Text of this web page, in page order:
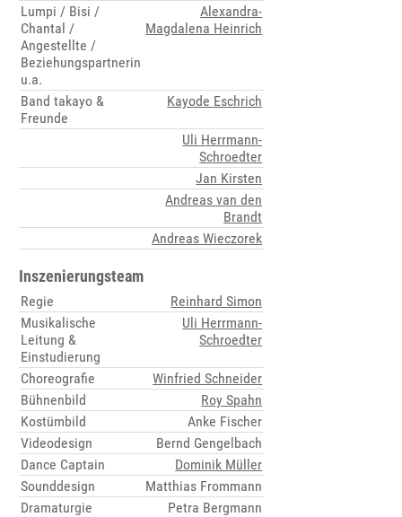
Lumpi / Bisi /
Chantal /
Angestellte /
Beziehungspartnerin
u.a.
Alexandra-
Magdalena Heinrich
Band takayo &
Freunde
Kayode Eschrich
Uli Herrmann-
Schroedter
Jan Kirsten
Andreas van den
Brandt
Andreas Wieczorek
Inszenierungsteam
Regie
Reinhard Simon
Musikalische
Leitung &
Einstudierung
Uli Herrmann-
Schroedter
Choreografie
Winfried Schneider
Bühnenbild
Roy Spahn
Kostümbild
Anke Fischer
Videodesign
Bernd Gengelbach
Dance Captain
Dominik Müller
Sounddesign
Matthias Frommann
Dramaturgie
Petra Bergmann